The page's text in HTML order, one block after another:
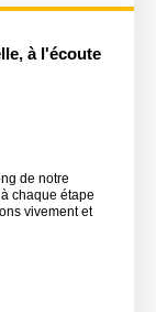
de notre
chaque étape
vivement et